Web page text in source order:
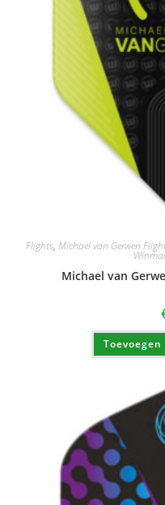
Flights, Michael van Gerwen
Michael van